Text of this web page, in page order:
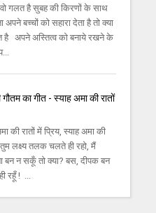
वो गलत है सुबह की किरणों के साथ
अपने बच्‍चों को सहारा देता है तो क्‍या
है अपने अस्‍तित्‍व को बनाये रखने के
गौतम का गीत - स्याह अमा की रातों
की रातों में प्रिय, स्याह अमा की
तुम लक्ष्य तलक चलते ही रहो, मैं
बन न सकूँ तो क्या? बस, दीपक बन
रहूँ ! ...